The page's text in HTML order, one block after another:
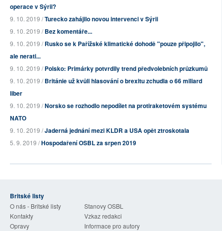
operace v Sýrii?
9. 10. 2019 /Turecko zahájilo novou intervenci v Sýrii
9. 10. 2019 /Bez komentáře...
9. 10. 2019 /Rusko se k Pařížské klimatické dohodě "pouze připojilo",
ale nerati...
9. 10. 2019 /Polsko: Primárky potvrdily trend předvolebních průzkumů
9. 10. 2019 /Británie už kvůli hlasování o brexitu zchudla o 66 miliard
liber
9. 10. 2019 /Norsko se rozhodlo nepodílet na protiraketovém systému
NATO
9. 10. 2019 /Jaderná jednání mezi KLDR a USA opět ztroskotala
5. 9. 2019 /Hospodaření OSBL za srpen 2019
Britské listy
O nás - Britské listy
Stanovy OSBL
Kontakty
Vzkaz redakci
Opravy
Informace pro autory